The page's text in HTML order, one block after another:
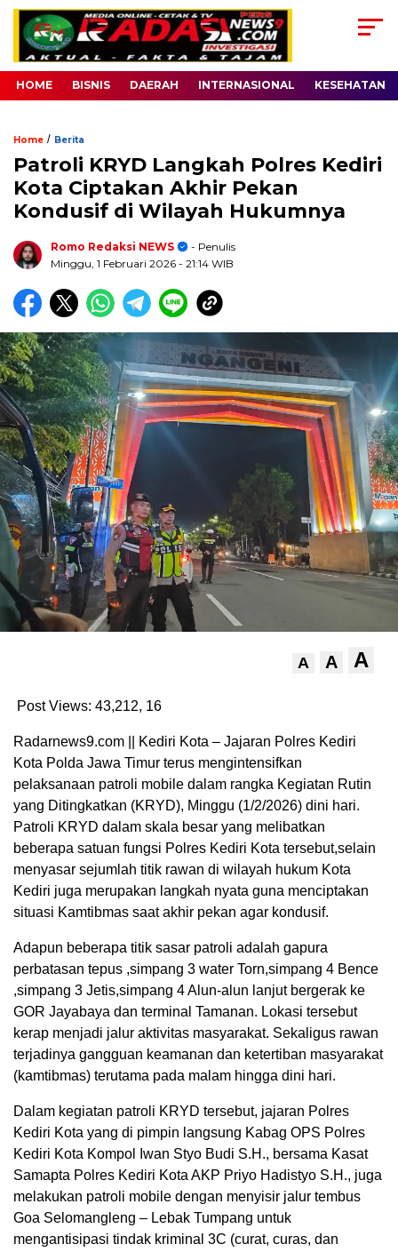
HOME BISNIS DAERAH INTERNASIONAL KESEHATAN
Home / Berita
Patroli KRYD Langkah Polres Kediri
Kota Ciptakan Akhir Pekan
Kondusif di Wilayah Hukumnya
Romo Redaksi NEWS
- Penulis
Minggu, 1 Februari 2026 - 21:14 WIB
A A A
Post Views: 43,212, 16
Radarnews9.com || Kediri Kota – Jajaran Polres Kediri
Kota Polda Jawa Timur terus mengintensifkan
pelaksanaan patroli mobile dalam rangka Kegiatan Rutin
yang Ditingkatkan (KRYD), Minggu (1/2/2026) dini hari.
Patroli KRYD dalam skala besar yang melibatkan
beberapa satuan fungsi Polres Kediri Kota tersebut,selain
menyasar sejumlah titik rawan di wilayah hukum Kota
Kediri juga merupakan langkah nyata guna menciptakan
situasi Kamtibmas saat akhir pekan agar kondusif.
Adapun beberapa titik sasar patroli adalah gapura
perbatasan tepus ,simpang 3 water Torn,simpang 4 Bence
,simpang 3 Jetis,simpang 4 Alun-alun lanjut bergerak ke
GOR Jayabaya dan terminal Tamanan. Lokasi tersebut
kerap menjadi jalur aktivitas masyarakat. Sekaligus rawan
terjadinya gangguan keamanan dan ketertiban masyarakat
(kamtibmas) terutama pada malam hingga dini hari.
Dalam kegiatan patroli KRYD tersebut, jajaran Polres
Kediri Kota yang di pimpin langsung Kabag OPS Polres
Kediri Kota Kompol Iwan Styo Budi S.H., bersama Kasat
Samapta Polres Kediri Kota AKP Priyo Hadistyo S.H., juga
melakukan patroli mobile dengan menyisir jalur tembus
Goa Selomangleng – Lebak Tumpang untuk
mengantisipasi tindak kriminal 3C (curat, curas, dan